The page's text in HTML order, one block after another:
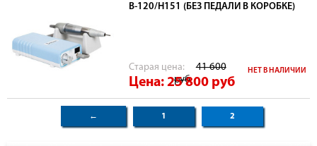
В-120/Н151 (БЕЗ ПЕДАЛИ В КОРОБКЕ)
Cтарая цена:
41 600
руб
Цена: 25 800 руб
НЕТ В НАЛИЧИИ
← 1 2